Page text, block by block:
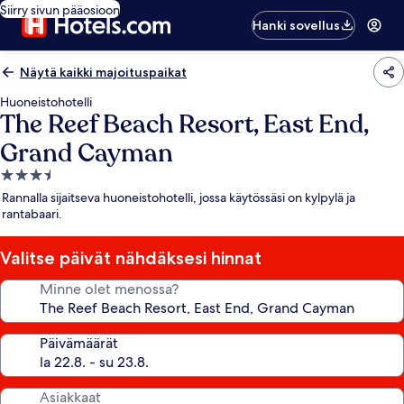
Siirry sivun pääosioon
Hanki sovellus
Näytä kaikki majoituspaikat
Huoneistohotelli
The Reef Beach Resort, East End,
Grand Cayman
3.5
tähden
majoituspaikka
Rannalla sijaitseva huoneistohotelli, jossa käytössäsi on kylpylä ja
rantabaari.
Valitse päivät nähdäksesi hinnat
Minne olet menossa?
Päivämäärät
Asiakkaat